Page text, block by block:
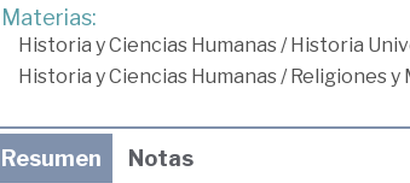
Materias:
Historia y Ciencias Humanas/Historia
Historia y Ciencias Humanas/Religiones y
Resumen Notas